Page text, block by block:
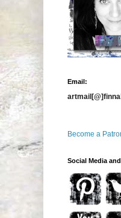
Email:
Become a
Social Media